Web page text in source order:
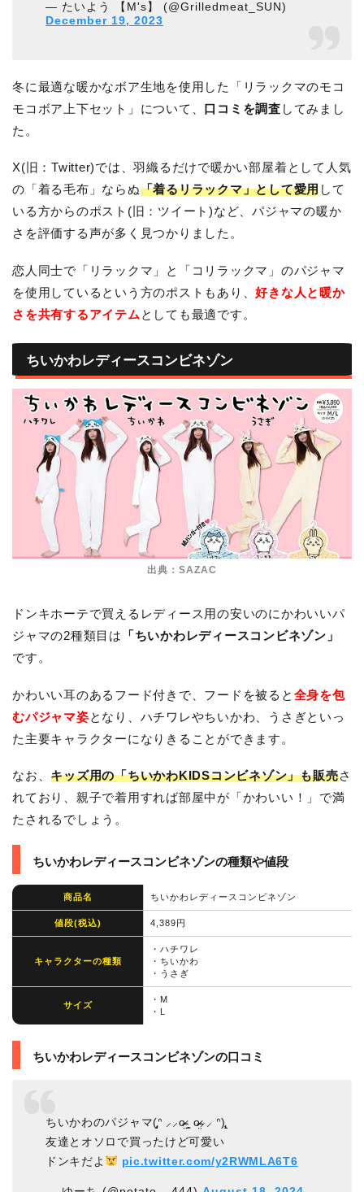
— たいよう 【M's】 (@Grilledmeat_SUN)
December 19, 2023
冬に最適な暖かなボア生地を使用した「リラックマのモコ
モコボア上下セット」について、 口コミを調査 してみまし
た。
X(旧：Twitter)では、羽織るだけで暖かい部屋着として人気
の「着る毛布」ならぬ「着るリラックマ」として愛用して
いる方からのポスト(旧：ツイート)など、パジャマの暖か
さを評価する声が多く見つかりました。
恋人同士で「リラックマ」と「コリラックマ」のパジャマ
を使用しているという方のポストもあり、好きな人と暖か
さを共有するアイテム としても最適です。
ちいかわレディースコンビネゾン
出典：SAZAC
ドンキホーテで買えるレディース用の安いのにかわいいパ
ジャマの2種類目は
「ちいかわレディースコンビネゾン」
です。
かわいい耳のあるフード付きで、フードを被ると 全身を包
むパジャマ姿となり、ハチワレやちいかわ、うさぎといっ
た主要キャラクターになりきることができます。
なお、 キッズ用の「ちいかわKIDSコンビネゾン」も販売さ
れており、親子で着用すれば部屋中が「かわいい！」で満
たされるでしょう。
ちいかわレディースコンビネゾンの種類や値段
商品名 ちいかわレディースコンビネゾン
値段(税込) 4,389円
キャラクターの種類
・ハチワレ
・ちいかわ
・うさぎ
サイズ
・M
・L
ちいかわレディースコンビネゾンの口コミ
ちいかわのパジャマ(̨̡ᐢ ⸝⸝o̴̶̷̤ ̫̭ o̴̶̷̤⸝⸝ ᐢ)̧̢
友達とオソロで買ったけど可愛い
ドンキだよ
pic.twitter.com/y2RWMLA6T6